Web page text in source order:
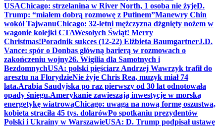
USAChicago: strzelanina w River North, 1 osoba nie żyjeD.
Trump: “miałem dobrą rozmowę z Putinem”Manewry Chin
wokół TajwanuChicago: 32-letni mężczyzna dźgnięty nożem w
wagonie kolejki CTAWesołych Świąt! Merry
Christmas!Poradnik sukces (12-22) Elżbieta BaumgartnerJ.D.
Vance: spór o Donbas główną barierą w rozmowach o
zakończeniu wojny26. Wigilia dla Samotnych i
BezdomnychUSA: polski pięściarz Andrzej Wawrzyk trafił do
aresztu na FlorydzieNie żyje Chris Rea, muzyk miał 74
lata.Arabia Saudyjska po raz pierwszy od 30 lat odnotowała
opady śniegu.Amerykanie zawieszają inwestycje w morską
energetykę wiatrowąChicago: uwaga na nową formę oszustwa,
kobieta straciła 45 tys. dolarówPo spotkaniu prezydentów
Polski i Ukrainy w WarszawieUSA: D. Trump podpisał ustawę